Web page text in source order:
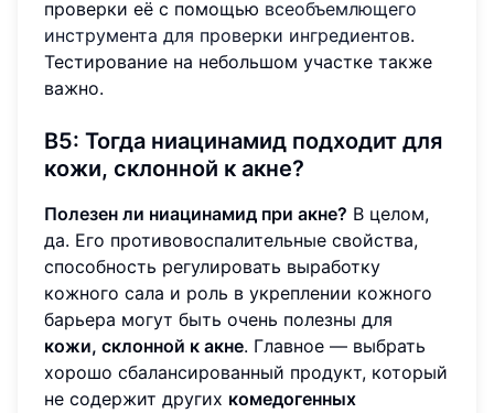
проверки её с помощью всеобъемлющего
инструмента для проверки ингредиентов.
Тестирование на небольшом участке также
важно.
В5: Тогда ниацинамид подходит для
кожи, склонной к акне?
Полезен ли ниацинамид при акне? В целом,
да. Его противовоспалительные свойства,
способность регулировать выработку
кожного сала и роль в укреплении кожного
барьера могут быть очень полезны для
кожи, склонной к акне. Главное — выбрать
хорошо сбалансированный продукт, который
не содержит других комедогенных